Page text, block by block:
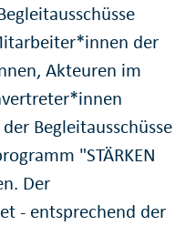
der
Akteuren im
Begleitausschüsse
"STÄRKEN
Der
- entsprechend der